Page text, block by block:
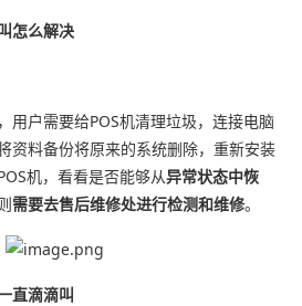
怎么解决
户需要给POS机清理垃圾，连接电脑
资料备份将原来的系统删除，重新安装
机，看看是否能够从异常状态中恢
需要去售后维修处进行检测和维修。
直滴滴叫